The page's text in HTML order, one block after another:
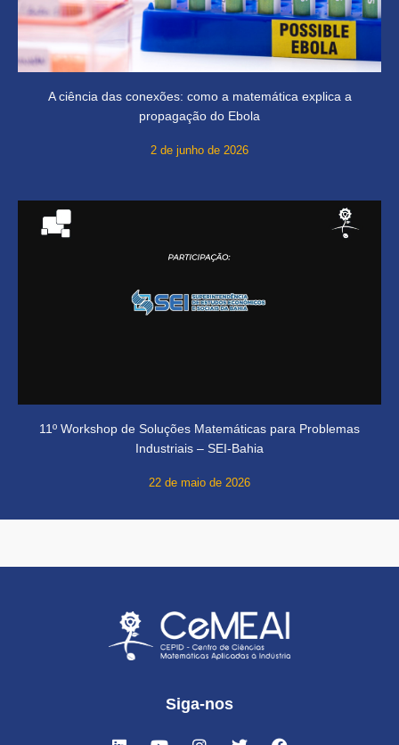
A ciência das conexões: como a matemática explica a
propagação do Ebola
2 de junho de 2026
11º Workshop de Soluções Matemáticas para Problemas
Industriais – SEI-Bahia
22 de maio de 2026
Siga-nos